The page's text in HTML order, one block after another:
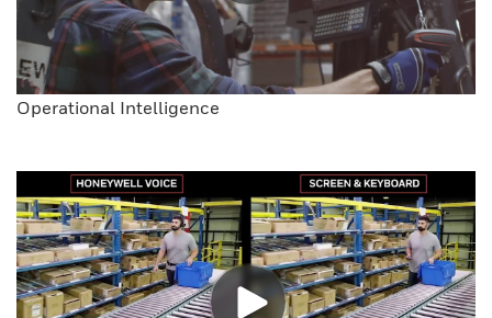
Operational Intelligence